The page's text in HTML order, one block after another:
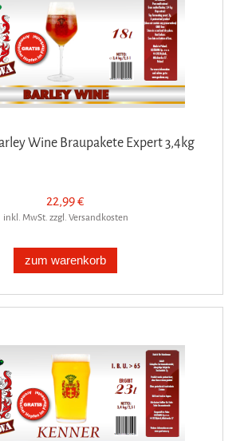
Wine Braupakete Expert 3,4kg
22,99 €
inkl. MwSt. zzgl. Versandkosten
zum warenkorb